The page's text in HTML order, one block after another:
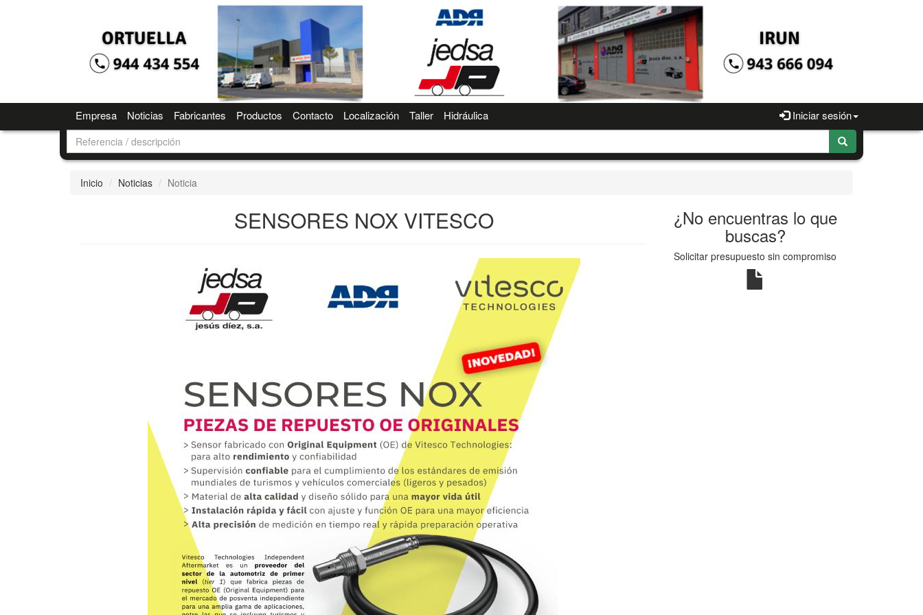
Iniciar sesión
Empresa Noticias Fabricantes Productos Contacto Localización Taller Hidráulica
Inicio Noticias Noticia
SENSORES NOX VITESCO ¿No encuentras lo que
buscas?
Solicitar presupuesto sin compromiso